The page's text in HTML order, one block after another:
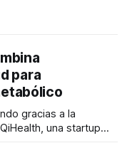
para
gracias a la
una startup